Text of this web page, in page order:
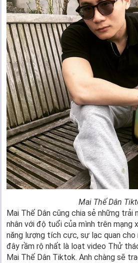
Mai Thế Dân
Mai Thế Dân cũng chia sẻ những trải
nhân với độ tuổi của mình trên mạng
năng lượng tích cực, sự lạc quan cho
đây rầm rộ nhất là loạt video Thử
Mai Thế Dân Tiktok. Anh chàng sẽ